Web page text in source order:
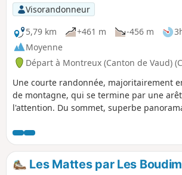
Visorandonneur
5,79 km
+461 m -456 m
Moyenne
Départ à Montreux (Canton de Vaud)
Une courte randonnée, majoritairement
de montagne, qui se termine par une
l'attention. Du sommet, superbe
domine de près de 1 600 m.
Les Mattes par Les